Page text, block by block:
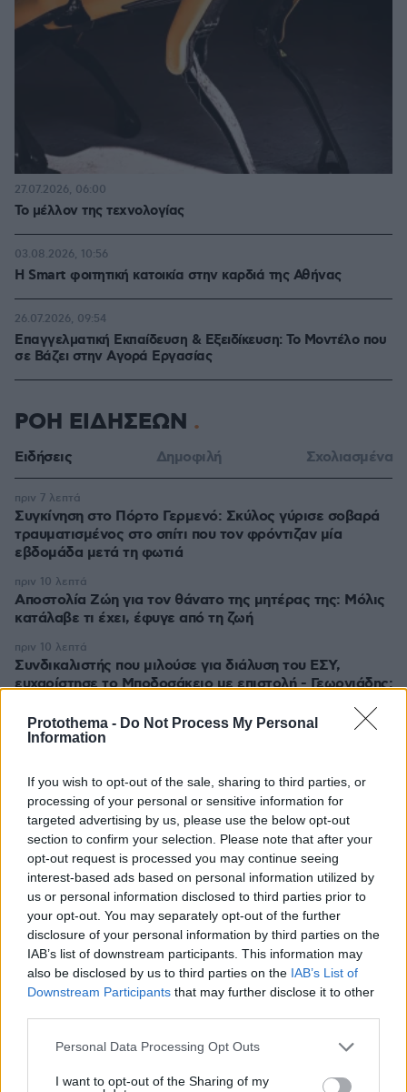
Protothema - Do Not Process My Personal
Information
If you wish to opt-out of the sale, sharing to third parties, or
processing of your personal or sensitive information for
targeted advertising by us, please use the below opt-out
section to confirm your selection. Please note that after your
opt-out request is processed you may continue seeing
interest-based ads based on personal information utilized by
us or personal information disclosed to third parties prior to
your opt-out. You may separately opt-out of the further
disclosure of your personal information by third parties on the
IAB’s list of downstream participants. This information may
also be disclosed by us to third parties on the IAB’s List of
Downstream Participants that may further disclose it to other
Please note that this website/app uses one or more Google
not limited to your visit or usage behaviour. You may click to
Personal Data Processing Opt Outs
I want to opt-out of the Sharing of my
Το μέλλον της τεχνολογίας
27.07.2026, 06:00
Η Smart φοιτητική κατοικία στην καρδιά της Αθήνας
03.08.2026, 10:56
Επαγγελματική Εκπαίδευση & Εξειδίκευση: Το Mοντέλο που
σε Bάζει στην Aγορά Eργασίας
26.07.2026, 09:54
ΡΟΗ ΕΙΔΗΣΕΩΝ
Ειδήσεις Δημοφιλή Σχολιασμένα
Συγκίνηση στο Πόρτο Γερμενό: Σκύλος γύρισε σοβαρά
τραυματισμένος στο σπίτι που τον φρόντιζαν μία
εβδομάδα μετά τη φωτιά
πριν 7 λεπτά
Αποστολία Ζώη για τον θάνατο της μητέρας της: Μόλις
κατάλαβε τι έχει, έφυγε από τη ζωή
πριν 10 λεπτά
Συνδικαλιστής που μιλούσε για διάλυση του ΕΣΥ,
ευχαρίστησε το Μποδοσάκειο με επιστολή - Γεωργιάδης:
πριν 10 λεπτά
πριν 15 λεπτά
ΠΑΟΚ: Χειρουργήθηκε ο Μεϊτέ και ευχαρίστησε τον
κόσμο για τη συμπαράσταση
πριν 18 λεπτά
Παγκόσμιο Πρωτάθλημα Στίβου Κ-20: Πανελλήνιο
ρεκόρ από την Μπακογιάννη στα 100 μέτρα εμπόδια,
βίντεο
πριν 25 λεπτά
Ο Τραμπ προσφεύγει στο Ανώτατο Δικαστήριο κατά της
απόφασης που του απαγορεύει να κατασκευάσει
αίθουσα χορού στον Λευκό Οίκο
πριν 27 λεπτά
Έχετε αφυδατωθεί; Το απλό τεστ 3″ που αποκαλύπτει ότι